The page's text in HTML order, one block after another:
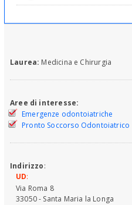
Laurea: Medicina e Chirurgia
Aree di interesse:
Emergenze odontoiatriche
Pronto Soccorso Odontoiatrico
Indirizzo:
UD:
Via Roma 8
33050 - Santa Maria la Longa